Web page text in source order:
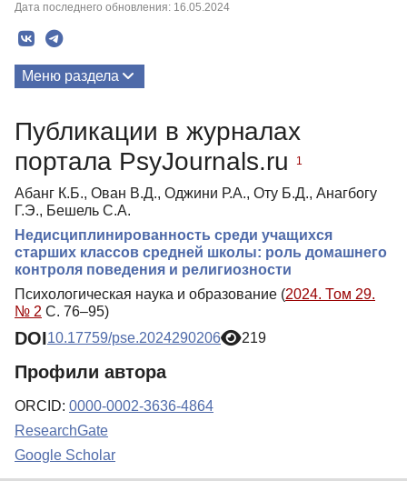
Дата последнего обновления: 16.05.2024
Меню раздела
Публикации в журналах
портала PsyJournals.ru
1
Абанг К.Б., Ован В.Д., Оджини Р.А., Оту Б.Д., Анагбогу
Г.Э., Бешель С.А.
Недисциплинированность среди учащихся
старших классов средней школы: роль домашнего
контроля поведения и религиозности
Психологическая наука и образование (2024. Том 29.
№ 2 С. 76–95)
DOI10.17759/pse.2024290206 219
Профили автора
ORCID: 0000-0002-3636-4864
ResearchGate
Google Scholar